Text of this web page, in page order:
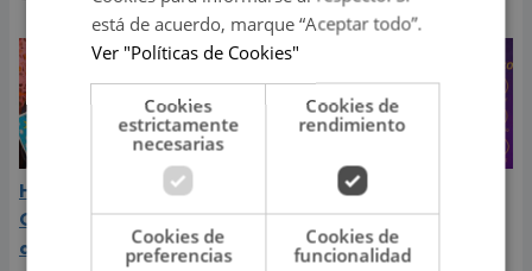
Horóscopo de Josie Diez
Canseco hoy martes 4 de
agosto de 2026
Horóscopo de Josie Diez
Canseco hoy lunes 03 de
agosto de 2026
está de acuerdo, marque “Aceptar todo”.
Ver "Políticas de Cookies"
Cookies
estrictamente
necesarias
Cookies de
rendimiento
Cookies de
preferencias
Cookies de
funcionalidad